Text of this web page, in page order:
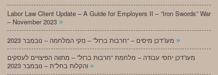
Labor Law Client Update – A Guide for Employers II – “Iron Swords” War
– November 2023 »
»
מעו”דכן יחסי עבודה – מלחמת “חרבות ברזל” – מתווה הפיצויים לעסקים
»